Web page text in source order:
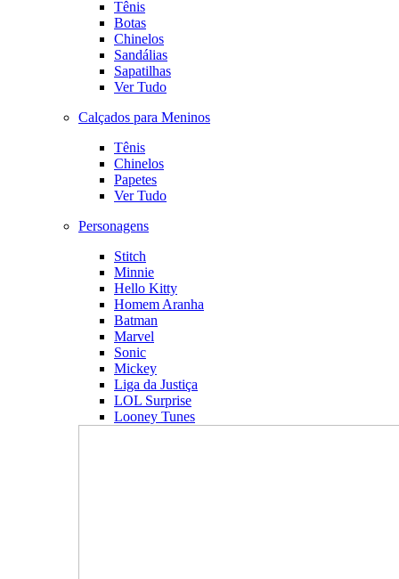
Tênis
Botas
Chinelos
Sandálias
Sapatilhas
Ver Tudo
Calçados para Meninos
Tênis
Chinelos
Papetes
Ver Tudo
Personagens
Stitch
Minnie
Hello Kitty
Homem Aranha
Batman
Marvel
Sonic
Mickey
Liga da Justiça
LOL Surprise
Looney Tunes